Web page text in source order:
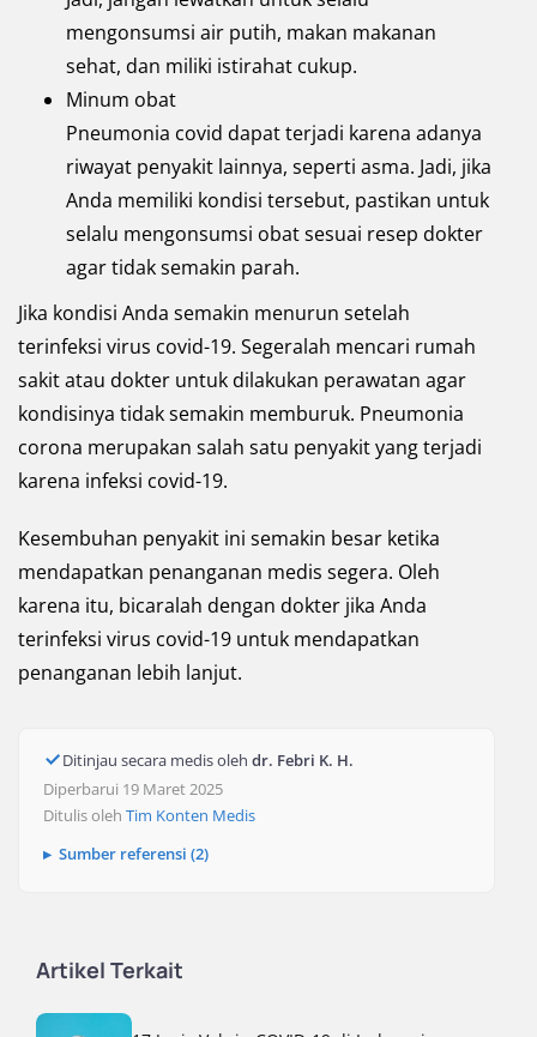
mengonsumsi air putih, makan makanan
sehat, dan miliki istirahat cukup.
Minum obat
Pneumonia covid dapat terjadi karena adanya
riwayat penyakit lainnya, seperti asma. Jadi, jika
Anda memiliki kondisi tersebut, pastikan untuk
selalu mengonsumsi obat sesuai resep dokter
agar tidak semakin parah.
Jika kondisi Anda semakin menurun setelah
terinfeksi virus covid-19. Segeralah mencari rumah
sakit atau dokter untuk dilakukan perawatan agar
kondisinya tidak semakin memburuk. Pneumonia
corona merupakan salah satu penyakit yang terjadi
karena infeksi covid-19.
Kesembuhan penyakit ini semakin besar ketika
mendapatkan penanganan medis segera. Oleh
karena itu, bicaralah dengan dokter jika Anda
terinfeksi virus covid-19 untuk mendapatkan
penanganan lebih lanjut.
Ditinjau secara medis oleh dr. Febri K. H.
Diperbarui 19 Maret 2025
Ditulis oleh Tim Konten Medis
Sumber referensi (2)
Artikel Terkait